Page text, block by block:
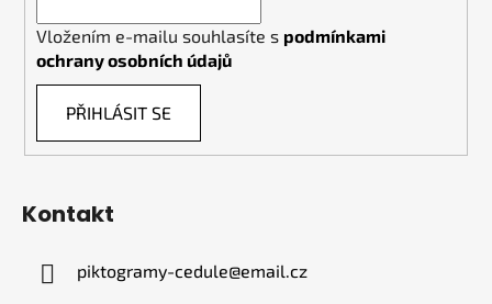
Vložením e-mailu souhlasíte s podmínkami
ochrany osobních údajů
PŘIHLÁSIT SE
Kontakt
piktogramy-cedule@email.cz